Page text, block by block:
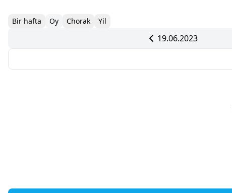
Bir hafta Oy Chorak Yil
19.06.2023